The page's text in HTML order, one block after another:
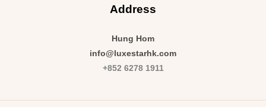
Address
Hung Hom
info@luxestarhk.com
+852 6278 1911